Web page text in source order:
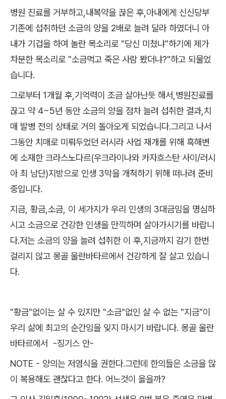
병원 진료를 거부하고,내복약을 끊은 후,아내에게 신신당부
기존에 섭취하던 소금의 양을 2배로 늘려 달라 하였더니 아
내가 기겁을 하여 놀란 목소리로 "당신 미쳤냐"하기에 제가
차분한 목소리로 "소금먹고 죽은 사람 봤더냐?"하고 되물었
습니다.
그로부터 1개월 후,기억력이 조금 살아난듯 해서,병원진료를
끊고 약 4~5년 동안 소금의 양을 점차 늘려 섭취한 결과,치
매 발병 전의 상태로 거의 돌아오게 되었습니다.그리고 나서
그동안 치매로 미뤄두었던 러시라 사업 재개를 위해 흑해변
에 소재한 크라스노다르(우크라이나와 카자흐스탄 사이/러시
아 최 남단)지방으로 인생 3막을 개척하기 위해 떠나려 준비
중입니다.
지금, 황금,소금, 이 세가지가 우리 인생의 3대금임을 명심하
시고 소금으로 건강한 인생을 만끽하며 살아가시기를 바랍니
다.저는 소금의 양을 늘려 섭취한 이 후,지금까지 감기 한번
걸리지 않고 몽골 울란바타르에서 건강하게 잘 살고 있습니
다.
"황금"없이는 살 수 있지만 "소금"없인 살 수 없는 "지금"이
우리 삶에 최고의 순간임을 잊지 마시기 바랍니다. 몽골 울란
바타르에서 -징기스 안-
NOTE - 양의는 저염식을 권한다.그런데 한의들은 소금을 많
이 복용해도 괜찮다고 한다. 어느것이 옳을까?